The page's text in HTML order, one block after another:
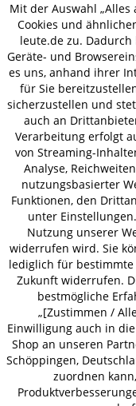
VERSAND
AGB
* Alle Preise inkl.
Mit der Auswahl
Cookies und
leute.de zu.
Geräte- und
es uns, anhand ihrer
für Sie
sicherzustellen und
auch an
Verarbeitung erfolgt
von Streaming-
Analyse,
nutzungsbasierter
Funktionen, den
unter
Nutzung unserer
widerrufen wird. Sie
lediglich für
Zukunft widerrufen.
bestmögliche
„[Zustimmen /
Einwilligung auch in
Shop an unseren
Schöppingen,
zuordnen